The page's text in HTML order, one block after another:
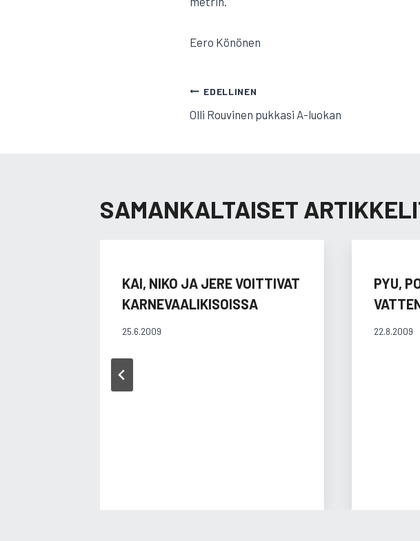
Eero Könönen
ARTIKKELIEN
SELAUS
EDELLINEN
Olli Rouvinen pukkasi A-luokan
SAMANKALTAISET
KAI, NIKO JA JERE VOITTIVAT
KARNEVAALIKISOISSA
25.6.2009
PYU,
22.8.2009